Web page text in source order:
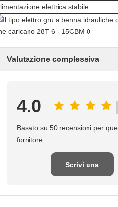
elettrica stabile
Valutazione complessiva
4.0
Basato su 50 recensioni per
fornitore
Scrivi una